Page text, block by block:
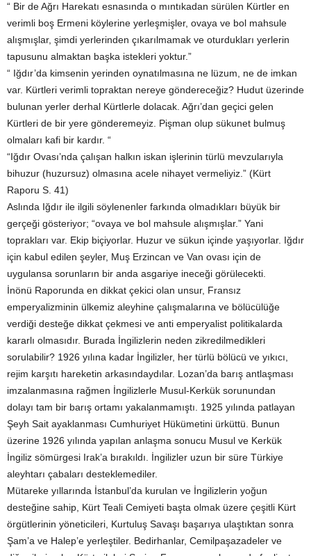
“ Bir de Ağrı Harekatı esnasında o mıntıkadan sürülen Kürtler en
verimli boş Ermeni köylerine yerleşmişler, ovaya ve bol mahsule
alışmışlar, şimdi yerlerinden çıkarılmamak ve oturdukları yerlerin
tapusunu almaktan başka istekleri yoktur.”
“ Iğdır’da kimsenin yerinden oynatılmasına ne lüzum, ne de imkan
var. Kürtleri verimli topraktan nereye göndereceğiz? Hudut üzerinde
bulunan yerler derhal Kürtlerle dolacak. Ağrı’dan geçici gelen
Kürtleri de bir yere gönderemeyiz. Pişman olup sükunet bulmuş
olmaları kafi bir kardır. “
“Iğdır Ovası’nda çalışan halkın iskan işlerinin türlü mevzularıyla
bihuzur (huzursuz) olmasına acele nihayet vermeliyiz.” (Kürt
Raporu S. 41)
Aslında Iğdır ile ilgili söylenenler farkında olmadıkları büyük bir
gerçeği gösteriyor; “ovaya ve bol mahsule alışmışlar.” Yani
toprakları var. Ekip biçiyorlar. Huzur ve sükun içinde yaşıyorlar. Iğdır
için kabul edilen şeyler, Muş Erzincan ve Van ovası için de
uygulansa sorunların bir anda asgariye ineceği görülecekti.
İnönü Raporunda en dikkat çekici olan unsur, Fransız
emperyalizminin ülkemiz aleyhine çalışmalarına ve bölücülüğe
verdiği desteğe dikkat çekmesi ve anti emperyalist politikalarda
kararlı olmasıdır. Burada İngilizlerin neden zikredilmedikleri
sorulabilir? 1926 yılına kadar İngilizler, her türlü bölücü ve yıkıcı,
rejim karşıtı hareketin arkasındaydılar. Lozan’da barış antlaşması
imzalanmasına rağmen İngilizlerle Musul-Kerkük sorunundan
dolayı tam bir barış ortamı yakalanmamıştı. 1925 yılında patlayan
Şeyh Sait ayaklanması Cumhuriyet Hükümetini ürküttü. Bunun
üzerine 1926 yılında yapılan anlaşma sonucu Musul ve Kerkük
İngiliz sömürgesi Irak’a bırakıldı. İngilizler uzun bir süre Türkiye
aleyhtarı çabaları desteklemediler.
Mütareke yıllarında İstanbul’da kurulan ve İngilizlerin yoğun
desteğine sahip, Kürt Teali Cemiyeti başta olmak üzere çeşitli Kürt
örgütlerinin yöneticileri, Kurtuluş Savaşı başarıya ulaştıktan sonra
Şam’a ve Halep’e yerleştiler. Bedirhanlar, Cemilpaşazadeler ve